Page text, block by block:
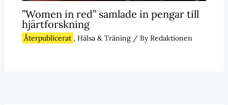
”Women in red” samlade in pengar till
hjärtforskning
Återpublicerat , Hälsa & Träning/ ByRedaktionen